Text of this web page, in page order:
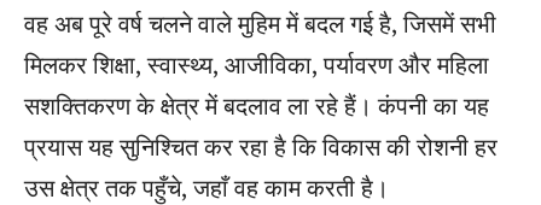
वह अब पूरे वर्ष चलने वाले मुहिम में बदल गई है, जिसमें सभी
मिलकर शिक्षा, स्वास्थ्य, आजीविका, पर्यावरण और महिला
सशक्तिकरण के क्षेत्र में बदलाव ला रहे हैं। कंपनी का यह
प्रयास यह सुनिश्चित कर रहा है कि विकास की रोशनी हर
उस क्षेत्र तक पहुँचे, जहाँ वह काम करती है।